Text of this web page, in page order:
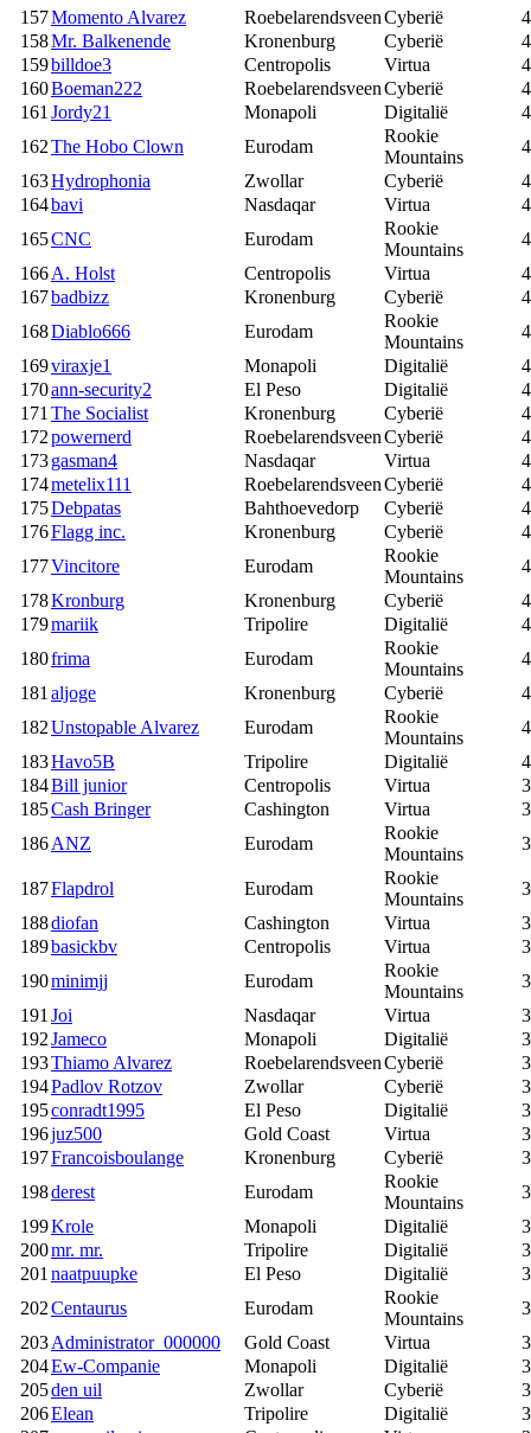
157Momento Alvarez RoebelarendsveenCyberië
158Mr. Balkenende Kronenburg Cyberië
159billdoe3 Centropolis Virtua
160Boeman222 RoebelarendsveenCyberië
161 Jordy21 Monapoli Digitalië
162The Hobo Clown Eurodam
Rookie
Mountains
163Hydrophonia Zwollar Cyberië
164bavi Nasdaqar Virtua
165CNC Eurodam
Rookie
Mountains
166A. Holst Centropolis Virtua
167badbizz Kronenburg Cyberië
168Diablo666 Eurodam
Rookie
Mountains
169viraxje1 Monapoli Digitalië
170ann-security2 El Peso Digitalië
171 The Socialist Kronenburg Cyberië
172powernerd RoebelarendsveenCyberië
173gasman4 Nasdaqar Virtua
174metelix111 RoebelarendsveenCyberië
175Debpatas Bahthoevedorp Cyberië
176Flagg inc. Kronenburg Cyberië
177Vincitore Eurodam
Rookie
Mountains
178Kronburg Kronenburg Cyberië
179mariik Tripolire Digitalië
180frima Eurodam
Rookie
Mountains
181 aljoge Kronenburg Cyberië
182Unstopable Alvarez Eurodam
Rookie
Mountains
183Havo5B Tripolire Digitalië
184Bill junior Centropolis Virtua
185Cash Bringer Cashington Virtua
186ANZ Eurodam
Rookie
Mountains
187Flapdrol Eurodam
Rookie
Mountains
188diofan Cashington Virtua
189basickbv Centropolis Virtua
190minimjj Eurodam
Rookie
Mountains
191 Joi Nasdaqar Virtua
192Jameco Monapoli Digitalië
193Thiamo Alvarez RoebelarendsveenCyberië
194Padlov Rotzov Zwollar Cyberië
195conradt1995 El Peso Digitalië
196juz500 Gold Coast Virtua
197Francoisboulange Kronenburg Cyberië
198derest Eurodam
Rookie
Mountains
199Krole Monapoli Digitalië
200mr. mr. Tripolire Digitalië
201 naatpuupke El Peso Digitalië
202Centaurus Eurodam
Rookie
Mountains
203Administrator_000000 Gold Coast Virtua
204Ew-Companie Monapoli Digitalië
205den uil Zwollar Cyberië
206Elean Tripolire Digitalië